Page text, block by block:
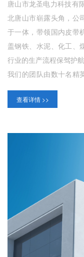
唐山市龙圣电力科技有
北唐山市崭露头角，公
于一体，带领国内皮带
盖钢铁、水泥、化工、
行业的生产流程保驾护航
我们的团队由数十名精
务的结合。未来，龙圣
动皮带机无人值守化
查看详情 >>